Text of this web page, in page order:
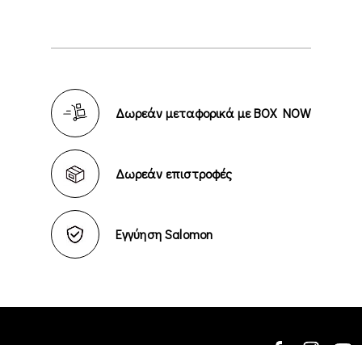
Δωρεάν μεταφορικά με BOX NOW
Δωρεάν επιστροφές
Εγγύηση Salomon